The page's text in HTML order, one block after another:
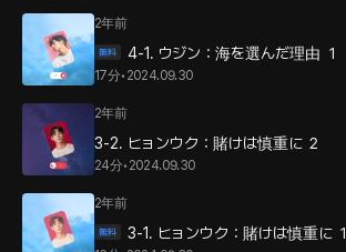
2年前
4-1. ウジン：海を選んだ理由 １
17分• 2024.09.30
2年前
3-2. ヒョンウク：賭けは慎重に ２
24分• 2024.09.30
2年前
3-1. ヒョンウク：賭けは慎重に １